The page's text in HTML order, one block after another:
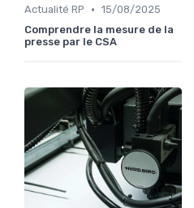
Actualité RP • 15/08/2025
Comprendre la mesure de la
presse par le CSA